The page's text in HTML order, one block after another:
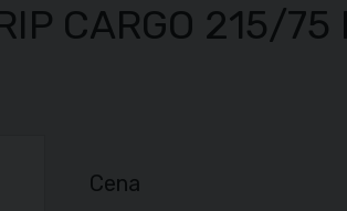
CARGO 215/75
Cena